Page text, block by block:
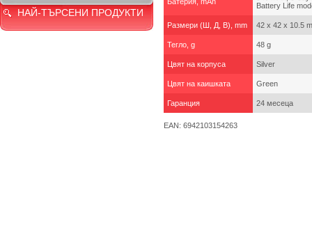
НАЙ-ТЪРСЕНИ ПРОДУКТИ
Battery Life
Размери (Ш, Д, В), mm 42 x 42 x 10.5
Тегло, g 48 g
Цвят на корпуса Silver
Цвят на каишката Green
Гаранция 24 месеца
EAN: 6942103154263